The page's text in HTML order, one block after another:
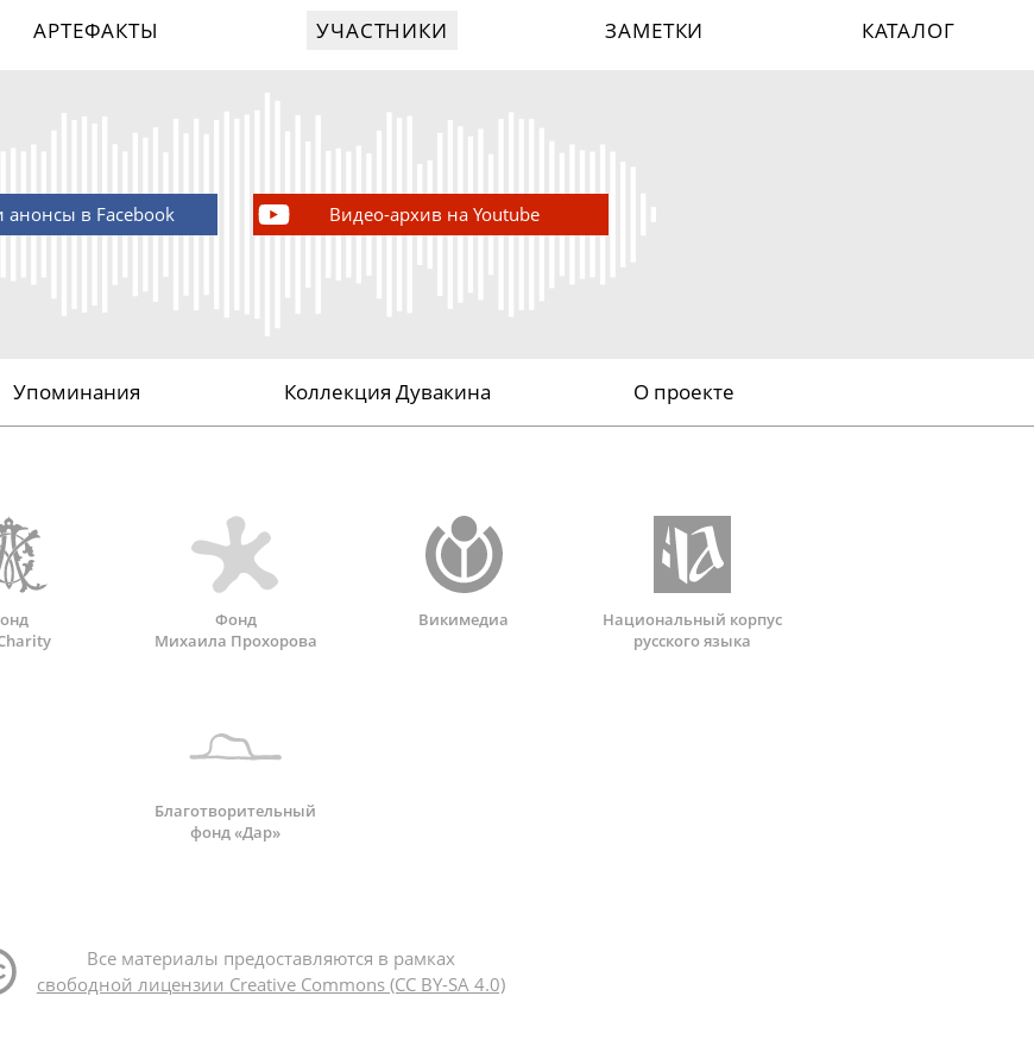
АРТЕФАКТЫ УЧАСТНИКИ ЗАМЕТКИ КАТАЛОГ
анонсы в Facebook Видео-архив на Youtube
Упоминания Коллекция Дувакина О проекте
Фонд
Михаила Прохорова
Викимедиа
Национальный корпус
русского языка
Благотворительный
фонд «Дар»
Все материалы предоставляются в рамках
свободной лицензии Creative Commons (CC BY-SA 4.0)